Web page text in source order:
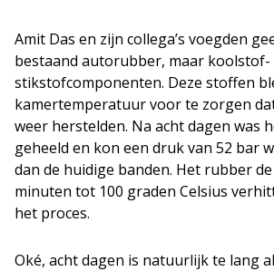
Amit Das en zijn collega’s voegden
bestaand autorubber, maar koolstof-
stikstofcomponenten. Deze stoffen
kamertemperatuur voor te zorgen
weer herstelden. Na acht dagen was
geheeld en kon een druk van 52 bar
dan de huidige banden. Het rubber
minuten tot 100 graden Celsius
het proces.
Oké, acht dagen is natuurlijk te lang